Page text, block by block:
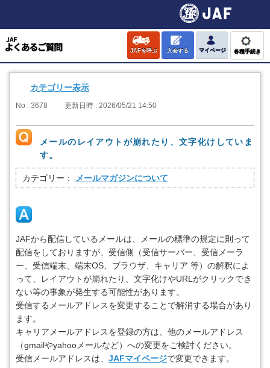
JAFを呼ぶ 入会する マイページ 各種手続き
カテゴリー表示
No : 3678 更新日時 : 2026/05/21 14:50
メールのレイアウトが崩れたり、文字化けしていま
す。
カテゴリー： メールマガジンについて
JAFから配信しているメールは、メールの標準の規定に則って
配信をしておりますが、受信側（受信サーバー、受信メーラ
ー、受信端末、端末OS、ブラウザ、キャリア 等）の解釈によ
って、レイアウトが崩れたり、文字化けやURLがクリックでき
ない等の事象が発生する可能性があります。
受信するメールアドレスを変更することで解消する場合があり
ます。
キャリアメールアドレスを登録の方は、他のメールアドレス
（gmailやyahooメールなど）への変更をご検討ください。
受信メールアドレスは、 JAFマイページで変更できます。